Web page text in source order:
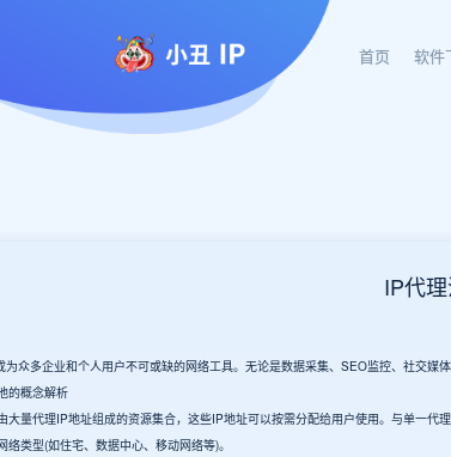
首页 软件
IP代
为众多企业和个人用户不可或缺的网络工具。无论是数据采集、SEO监控、社交
的概念解析
大量代理IP地址组成的资源集合，这些IP地址可以按需分配给用户使用。与单一
络类型(如住宅、数据中心、移动网络等)。